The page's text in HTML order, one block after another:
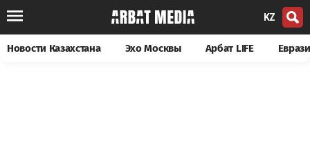
KZ
Новости Казахстана Эхо Москвы Арбат LIFE